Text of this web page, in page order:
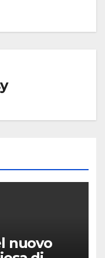
nuovo